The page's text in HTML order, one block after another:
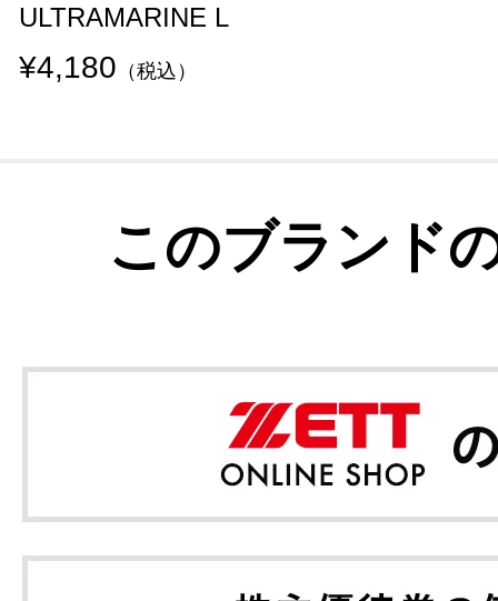
ULTRAMARINE L
¥4,180 （税込）
このブランド